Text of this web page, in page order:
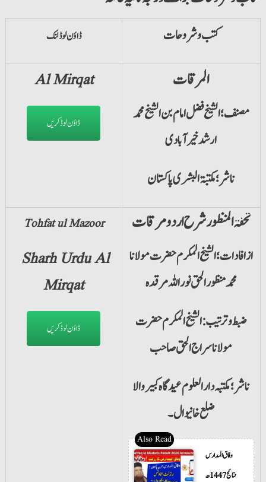
ڈاؤن لوڈ لنک کتب و شروحات
Al Mirqat
ڈاؤن لوڈ کریں
المرقات
مصنف؛ الشیخ فضل امام بن الشیخ محمد
ارشد خیر آبادی
ناشر؛ مکتبۃالبشری پاکستان
Tohfat ul Mazoor
Sharh UrduAl
Mirqat
ڈاؤن لوڈ کریں
تحفۃ المنظور شرح اردو مرقات
ازافادات؛ الشیخ المکرم حضرت مولانا
محمد منظور الحق نور اللہ مرقدہ
ضبط وترتیب: الشیخ المکرم حضرت
مولانا سراج الحق صاحب
ناشر؛ مکتبہ دارالعلوم عید گاہ کبیر والا
ضلع خانیوال۔
وفاق المدارس
نتائج 1447ھ